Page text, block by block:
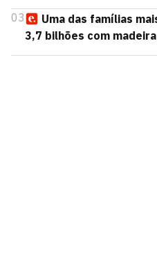
03
Uma das famílias
3,7 bilhões com madeira